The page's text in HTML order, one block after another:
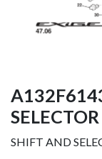
SHIFT AND